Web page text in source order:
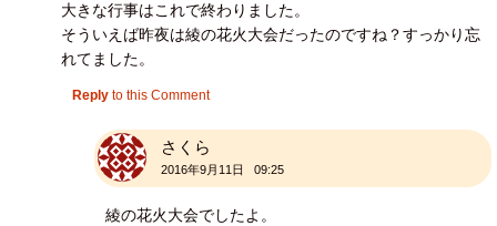
大きな行事はこれで終わりました。
そういえば昨夜は綾の花火大会だったのですね？すっかり忘
れてました。
Reply to this Comment
さくら
2016年9月11日 09:25
綾の花火大会でしたよ。